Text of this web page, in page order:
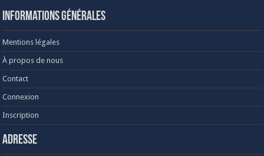
Informations générales
Mentions légales
À propos de nous
Contact
Connexion
Inscription
Adresse